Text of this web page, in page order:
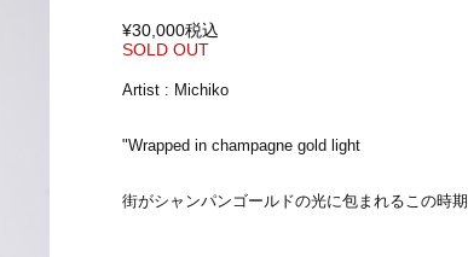
¥30,000税込
SOLD OUT
Artist : Michiko
"Wrapped in champagne gold light
街がシャンパンゴールドの光に包まれるこの時期